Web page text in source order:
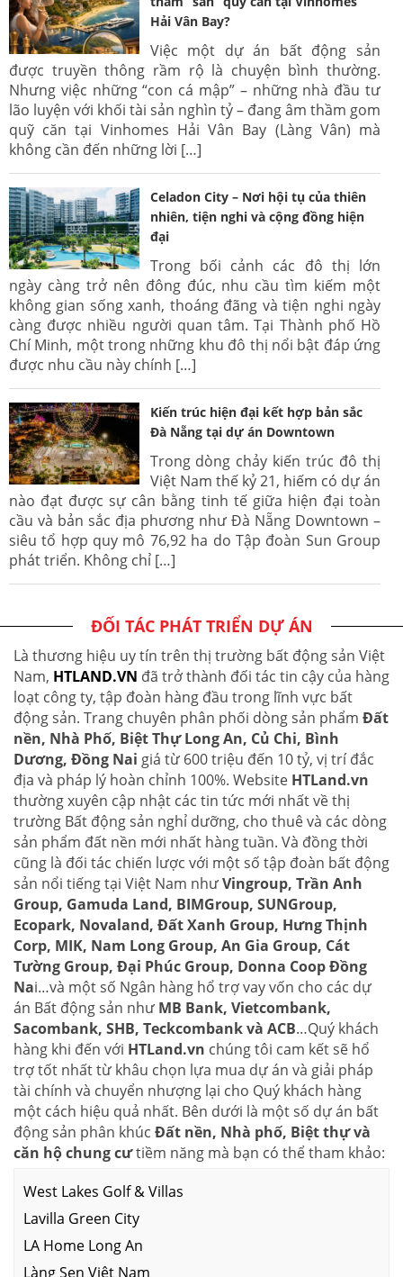
Hải Vân Bay?
Việc một dự án bất động sản
được truyền thông rầm rộ là chuyện bình thường.
Nhưng việc những “con cá mập” – những nhà đầu tư
lão luyện với khối tài sản nghìn tỷ – đang âm thầm gom
quỹ căn tại Vinhomes Hải Vân Bay (Làng Vân) mà
không cần đến những lời […]
Celadon City – Nơi hội tụ của thiên
nhiên, tiện nghi và cộng đồng hiện
đại
Trong bối cảnh các đô thị lớn
ngày càng trở nên đông đúc, nhu cầu tìm kiếm một
không gian sống xanh, thoáng đãng và tiện nghi ngày
càng được nhiều người quan tâm. Tại Thành phố Hồ
Chí Minh, một trong những khu đô thị nổi bật đáp ứng
được nhu cầu này chính […]
Kiến trúc hiện đại kết hợp bản sắc
Đà Nẵng tại dự án Downtown
Trong dòng chảy kiến trúc đô thị
Việt Nam thế kỷ 21, hiếm có dự án
nào đạt được sự cân bằng tinh tế giữa hiện đại toàn
cầu và bản sắc địa phương như Đà Nẵng Downtown –
siêu tổ hợp quy mô 76,92 ha do Tập đoàn Sun Group
phát triển. Không chỉ […]
ĐỐI TÁC PHÁT TRIỂN DỰ ÁN
Là thương hiệu uy tín trên thị trường bất động sản Việt
Nam, HTLAND.VN đã trở thành đối tác tin cậy của hàng
loạt công ty, tập đoàn hàng đầu trong lĩnh vực bất
động sản. Trang chuyên phân phối dòng sản phẩm Đất
nền, Nhà Phố, Biệt Thự Long An, Củ Chi, Bình
Dương, Đồng Nai giá từ 600 triệu đến 10 tỷ, vị trí đắc
địa và pháp lý hoàn chỉnh 100%. Website HTLand.vn
thường xuyên cập nhật các tin tức mới nhất về thị
trường Bất động sản nghỉ dưỡng, cho thuê và các dòng
sản phẩm đất nền mới nhất hàng tuần. Và đồng thời
cũng là đối tác chiến lược với một số tập đoàn bất động
sản nổi tiếng tại Việt Nam nhưVingroup, Trần Anh
Group, Gamuda Land, BIMGroup, SUNGroup,
Ecopark, Novaland, Đất Xanh Group, Hưng Thịnh
Corp, MIK, Nam Long Group, An Gia Group, Cát
Tường Group, Đại Phúc Group, Donna Coop Đồng
Nai…và một số Ngân hàng hổ trợ vay vốn cho các dự
án Bất động sản như MB Bank, Vietcombank,
Sacombank, SHB, Teckcombank và ACB…Quý khách
hàng khi đến với HTLand.vn chúng tôi cam kết sẽ hổ
trợ tốt nhất từ khâu chọn lựa mua dự án và giải pháp
tài chính và chuyển nhượng lại cho Quý khách hàng
một cách hiệu quả nhất. Bên dưới là một số dự án bất
động sản phân khúc Đất nền, Nhà phố, Biệt thự và
căn hộ chung cưtiềm năng mà bạn có thể tham khảo:
West Lakes Golf & Villas
Lavilla Green City
LA Home Long An
Làng Sen Việt Nam